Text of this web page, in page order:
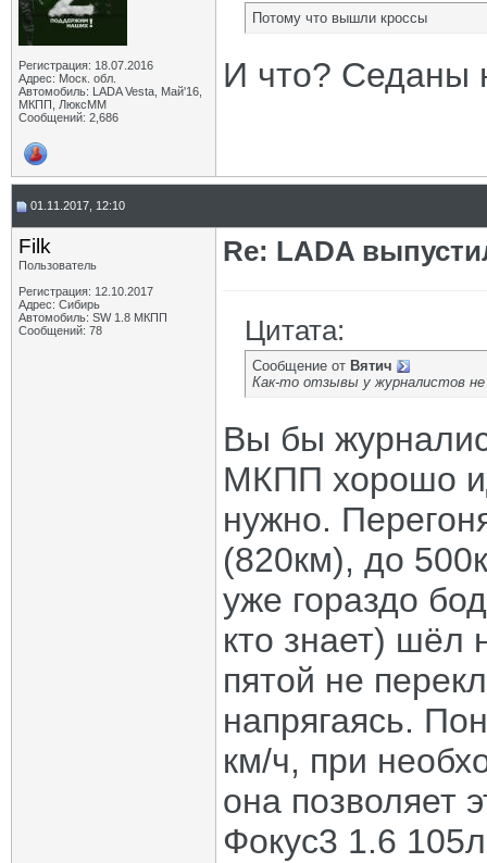
Регистрация: 18.07.2016
Адрес: Моск. обл.
Автомобиль: LADA Vesta, Май'16,
МКПП, ЛюксММ
Сообщений: 2,686
Потому что вышли кроссы
И что? Седаны
01.11.2017, 12:10
Filk
Пользователь
Регистрация: 12.10.2017
Адрес: Сибирь
Автомобиль: SW 1.8 МКПП
Сообщений: 78
Re: LADA
Цитата:
Сообщение от Вятич
Как-то отзывы у журналистов не
Вы бы
МКПП хорошо
нужно.
(820км), до
уже гораздо
кто знает) шёл
пятой не
напрягаясь.
км/ч, при
она позволяет
Фокус3 1.6